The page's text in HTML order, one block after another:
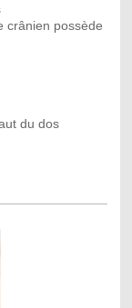
crânien possède
du dos